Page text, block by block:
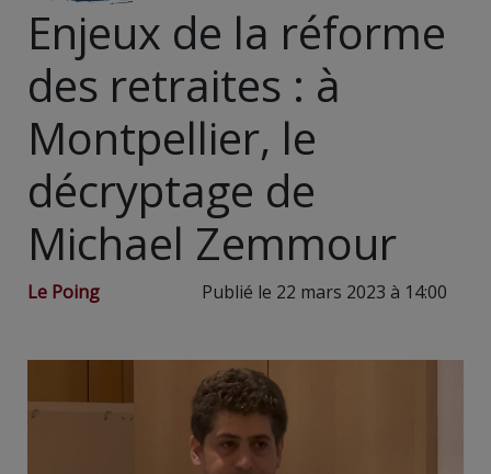
Enjeux de la réforme
des retraites : à
Montpellier, le
décryptage de
Michael Zemmour
Le Poing Publié le 22 mars 2023 à 14:00